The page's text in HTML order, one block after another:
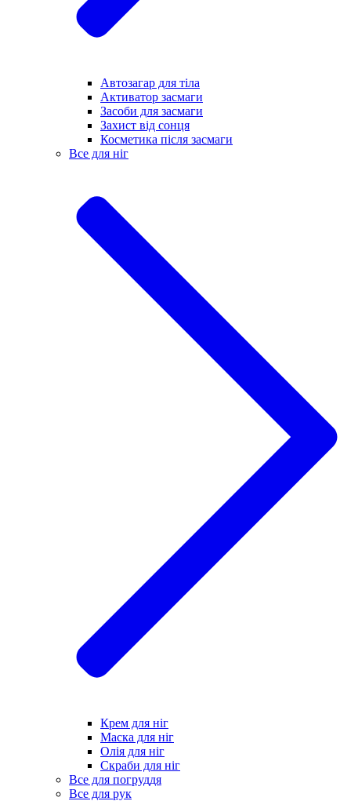
Автозагар для тіла
Активатор засмаги
Засоби для засмаги
Захист від сонця
Косметика після засмаги
Все для ніг
Крем для ніг
Маска для ніг
Олія для ніг
Скраби для ніг
Все для погруддя
Все для рук